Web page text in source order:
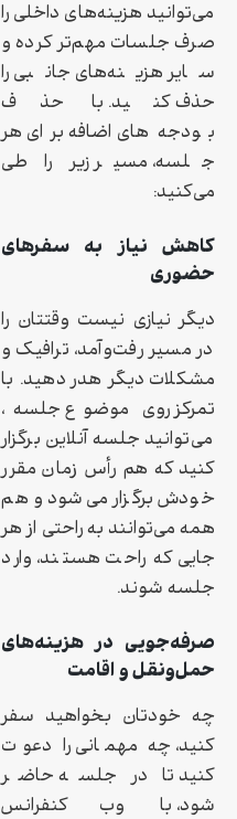
می‌توانید هزینه‌های داخلی را
صرف جلسات مهم‌تر کرده و
سایر هزینه‌های جانبی را
حذف کنید. با حذف
بودجه‌های اضافه برای هر
جلسه، مسیر زیر را طی
می‌کنید:
کاهش نیاز به سفرهای
حضوری
دیگر نیازی نیست وقتتان را
در مسیر رفت‌وآمد، ترافیک و
مشکلات دیگر هدر دهید. با
تمرکز روی موضوع جلسه،
می‌توانید جلسه آنلاین برگزار
کنید که هم رأس زمان مقرر
خودش برگزار می‌شود و هم
همه می‌توانند به راحتی از هر
جایی که راحت هستند، وارد
جلسه شوند.
صرفه‌جویی در هزینه‌های
حمل‌و‌نقل و اقامت
چه خودتان بخواهید سفر
کنید، چه مهمانی را دعوت
کنید تا در جلسه حاضر
شود، با وب‌کنفرانس